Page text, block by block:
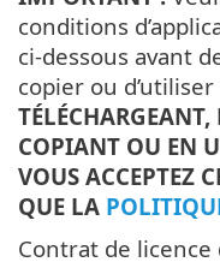
conditions
ci-dessous avant
copier ou
COPIANT OU EN
VOUS ACCEPTEZ
QUE LA
Contrat de